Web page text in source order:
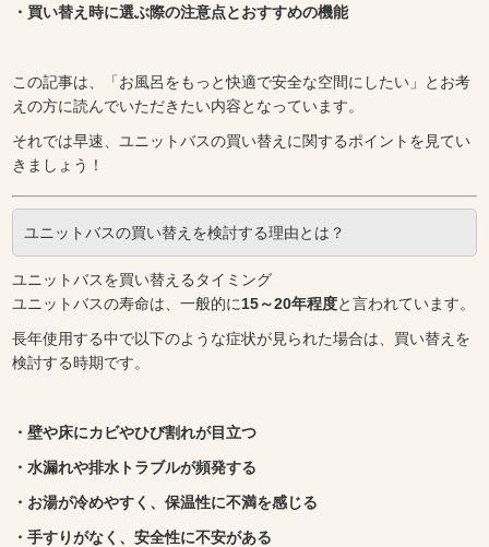
・買い替え時に選ぶ際の注意点とおすすめの機能
この記事は、「お風呂をもっと快適で安全な空間にしたい」とお考
えの方に読んでいただきたい内容となっています。
それでは早速、ユニットバスの買い替えに関するポイントを見てい
きましょう！
ユニットバスの買い替えを検討する理由とは？
ユニットバスを買い替えるタイミング
ユニットバスの寿命は、一般的に15～20年程度と言われています。
長年使用する中で以下のような症状が見られた場合は、買い替えを
検討する時期です。
・壁や床にカビやひび割れが目立つ
・水漏れや排水トラブルが頻発する
・お湯が冷めやすく、保温性に不満を感じる
・手すりがなく、安全性に不安がある